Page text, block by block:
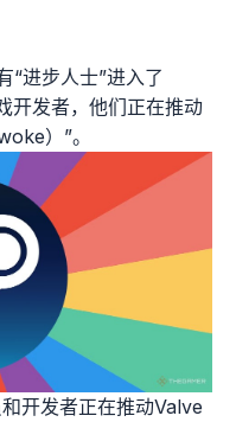
“进步人士”进入了
开发者，他们正在推动
）”。
开发者正在推动Valve